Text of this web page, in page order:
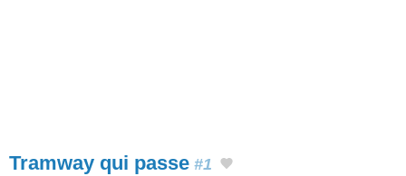
Tramway qui passe #1